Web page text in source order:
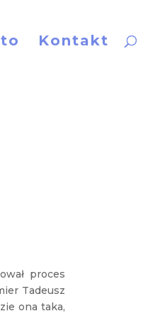
Kontakt
proces
Tadeusz
ona taka,